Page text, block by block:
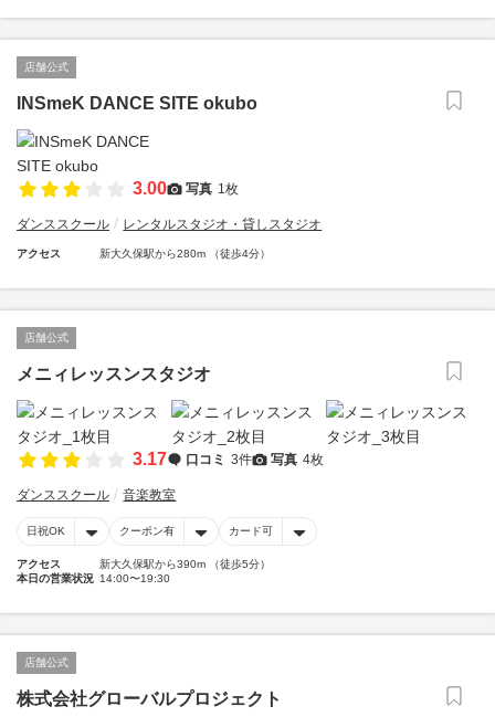
店舗公式
INSmeK DANCE SITE okubo
3.00 写真 1枚
ダンススクール レンタルスタジオ・貸しスタジオ
アクセス 新大久保駅から280m （徒歩4分）
店舗公式
メニィレッスンスタジオ
3.17 口コミ 3件 写真 4枚
ダンススクール 音楽教室
日祝OK クーポン有 カード可
アクセス
新大久保駅から390m （徒歩5分）
本日の営業状況 14:00〜19:30
店舗公式
株式会社グローバルプロジェクト